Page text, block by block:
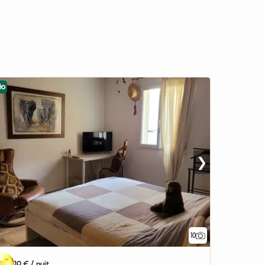
10
❯